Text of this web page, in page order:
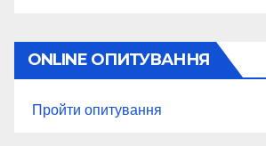
ONLINE ОПИТУВАННЯ
Пройти опитування